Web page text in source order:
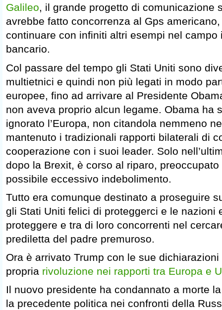
Galileo, il grande progetto di comunicazione
avrebbe fatto concorrenza al Gps
continuare con infiniti altri esempi nel campo
bancario.
Col passare del tempo gli Stati Uniti sono
multietnici e quindi non più legati in modo
europee, fino ad arrivare al Presidente
non aveva proprio alcun legame. Obama ha
ignorato l’Europa, non citandola nemmeno
mantenuto i tradizionali rapporti bilaterali di
cooperazione con i suoi leader. Solo
dopo la Brexit, è corso al riparo,
possibile eccessivo indebolimento.
Tutto era comunque destinato a proseguire
gli Stati Uniti felici di proteggerci e le nazioni
proteggere e tra di loro concorrenti nel
prediletta del padre premuroso.
Ora è arrivato Trump con le sue
propria rivoluzione nei rapporti tra Europa e
Il nuovo presidente ha condannato a morte
la precedente politica nei confronti della